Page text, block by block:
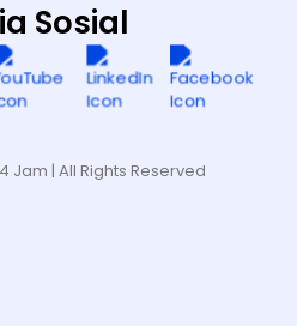
Sosial
Jam | All Rights Reserved